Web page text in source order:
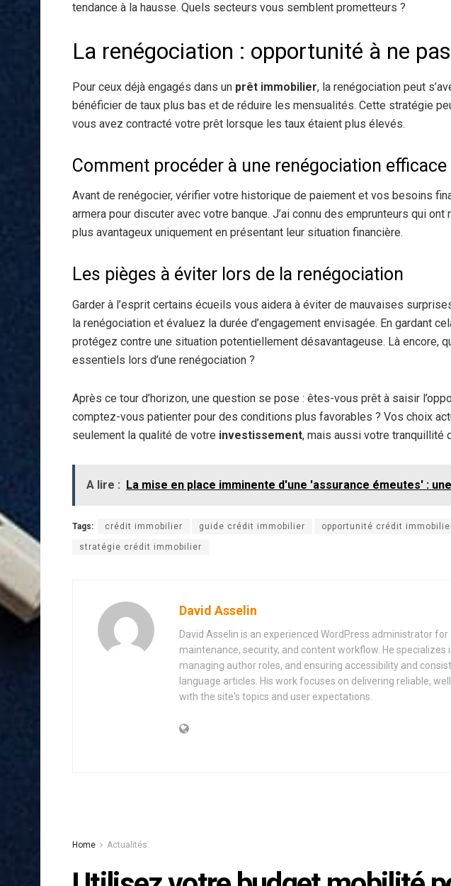
tendance à la hausse. Quels secteurs vous semblent prometteurs ?
La renégociation : opportunité à ne
Pour ceux déjà engagés dans un prêt immobilier, la renégociation peut
bénéficier de taux plus bas et de réduire les mensualités. Cette stratégie
vous avez contracté votre prêt lorsque les taux étaient plus élevés.
Comment procéder à une renégociation efficace
Avant de renégocier, vérifier votre historique de paiement et vos besoins
armera pour discuter avec votre banque. J’ai connu des emprunteurs qui
plus avantageux uniquement en présentant leur situation financière.
Les pièges à éviter lors de la renégociation
Garder à l’esprit certains écueils vous aidera à éviter de mauvaises
la renégociation et évaluez la durée d’engagement envisagée. En gardant
protégez contre une situation potentiellement désavantageuse. Là encore,
essentiels lors d’une renégociation ?
Après ce tour d’horizon, une question se pose : êtes-vous prêt à saisir
comptez-vous patienter pour des conditions plus favorables ? Vos choix
seulement la qualité de votre investissement, mais aussi votre tranquillité
A lire : La mise en place imminente d'une 'assurance émeutes' :
Tags: crédit immobilier guide crédit immobilier opportunité crédit
stratégie crédit immobilier
David Asselin
David Asselin is an experienced WordPress administrator
maintenance, security, and content workflow. He
managing author roles, and ensuring accessibility and
language articles. His work focuses on delivering reliable,
with the site's topics and user expectations.
Home Actualités